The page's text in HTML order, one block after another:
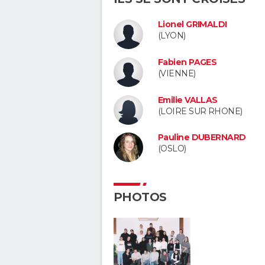
Lionel GRIMALDI
(LYON)
Fabien PAGES
(VIENNE)
Emilie VALLAS
(LOIRE SUR RHONE)
Pauline DUBERNARD
(OSLO)
PHOTOS